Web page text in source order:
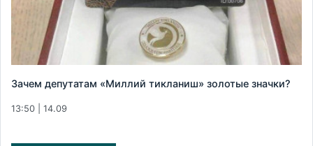
Зачем депутатам «Миллий тикланиш» золотые значки?
13:50 | 14.09